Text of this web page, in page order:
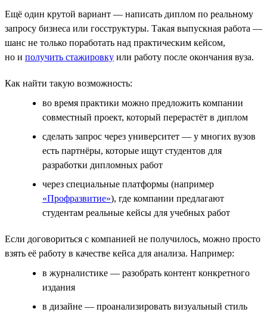
Ещё один крутой вариант — написать диплом по реальному
запросу бизнеса или госструктуры. Такая выпускная работа —
шанс не только поработать над практическим кейсом,
но и получить стажировку или работу после окончания вуза.
Как найти такую возможность:
во время практики можно предложить компании
совместный проект, который перерастёт в диплом
сделать запрос через университет — у многих вузов
есть партнёры, которые ищут студентов для
разработки дипломных работ
через специальные платформы (например
«Профразвитие»), где компании предлагают
студентам реальные кейсы для учебных работ
Если договориться с компанией не получилось, можно просто
взять её работу в качестве кейса для анализа. Например:
в журналистике — разобрать контент конкретного
издания
в дизайне — проанализировать визуальный стиль